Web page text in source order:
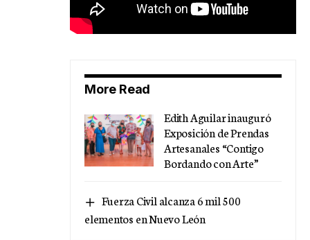
More Read
Edith Aguilar inauguró
Exposición de Prendas
Artesanales “Contigo
Bordando con Arte”
Fuerza Civil alcanza 6 mil 500
elementos en Nuevo León